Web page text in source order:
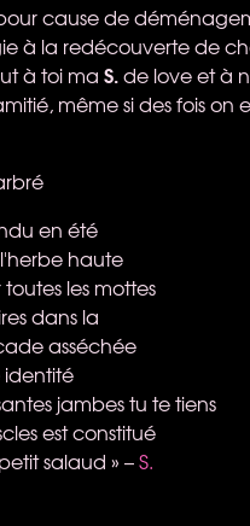
cause de
à la redécouverte de
à toi ma S.de love et à
même si des fois on
en été
haute
les mottes
dans la
asséchée
identité
jambes tu te tiens
est constitué
salaud » –S.